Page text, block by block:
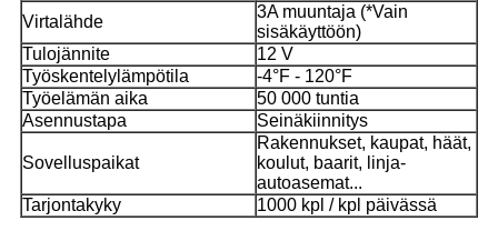
Virtalähde
3A muuntaja (*Vain
sisäkäyttöön)
Tulojännite
12 V
Työskentelylämpötila
-4°F - 120°F
Työelämän aika
50 000 tuntia
Asennustapa
Seinäkiinnitys
Sovelluspaikat
Rakennukset, kaupat, häät,
koulut, baarit, linja-
autoasemat...
Tarjontakyky
1000 kpl / kpl päivässä